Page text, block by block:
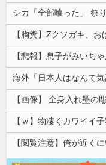
シカ「全部喰った」 祭
【ｗ】物凄くカワイイ
【閲覧注意】俺が近く